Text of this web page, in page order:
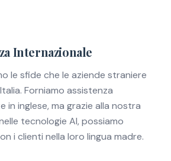
Internazionale
le sfide che le aziende straniere
Forniamo assistenza
in inglese, ma grazie alla nostra
tecnologie AI, possiamo
i clienti nella loro lingua madre.